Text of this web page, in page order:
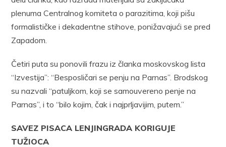
plenuma Centralnog komiteta o parazitima, koji pišu
formalističke i dekadentne stihove, ponižavajući se pred
Zapadom.
Četiri puta su ponovili frazu iz članka moskovskog lista
“Izvestija”: “Besposličari se penju na Parnas”. Brodskog
su nazvali “patuljkom, koji se samouvereno penje na
Parnas”, i to “bilo kojim, čak i najprljavijim, putem.”
SAVEZ PISACA LENJINGRADA KORIGUJE
TUŽIOCA